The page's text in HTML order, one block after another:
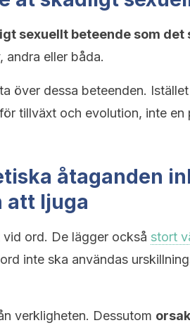
sexuellt beteende som det
andra eller båda.
över dessa beteenden.
tillväxt och evolution, inte en
åtaganden
att ljuga
ord. De lägger också stort
inte ska användas
verkligheten. Dessutom